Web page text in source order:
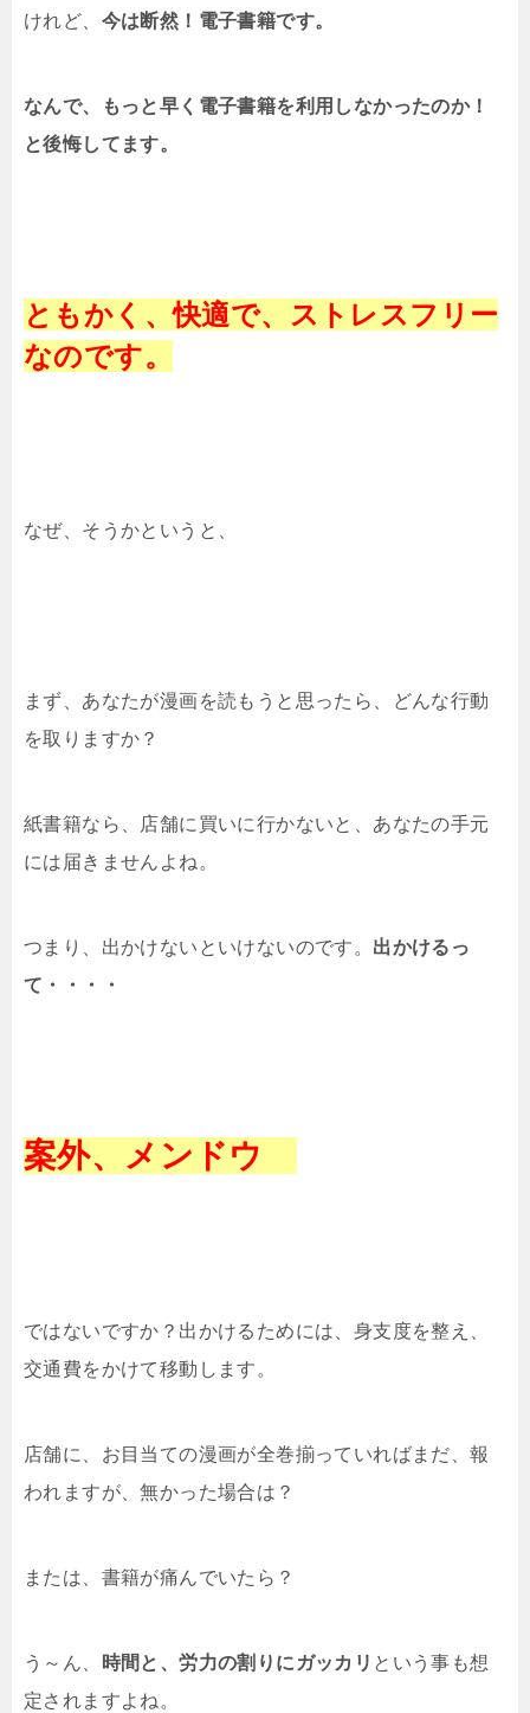
けれど、 今は断然！電子書籍です。
なんで、もっと早く電子書籍を利用しなかったのか！
と後悔してます。
ともかく、快適で、ストレスフリー
なのです。
なぜ、そうかというと、
まず、あなたが漫画を読もうと思ったら、どんな行動
を取りますか？
紙書籍なら、店舗に買いに行かないと、あなたの手元
には届きませんよね。
つまり、出かけないといけないのです。 出かけるっ
て・・・・
案外、メンドウ
ではないですか？出かけるためには、身支度を整え、
交通費をかけて移動します。
店舗に、お目当ての漫画が全巻揃っていればまだ、報
われますが、無かった場合は？
または、書籍が痛んでいたら？
う～ん、 時間と、労力の割りにガッカリ という事も想
定されますよね。